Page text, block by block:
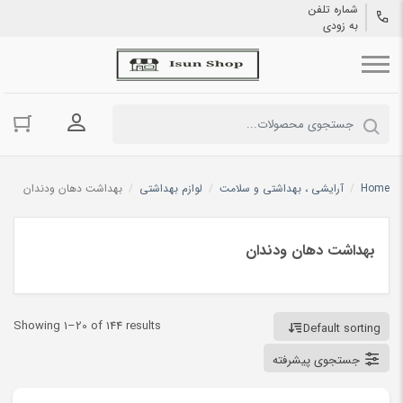
شماره تلفن
به زودی
ورود به
Home
/ آرایشی ، بهداشتی و سلامت / لوازم بهداشتی / بهداشت دهان ودندان
بهداشت دهان ودندان
Showing 1–20 of 144 results
Default sorting
جستجوی پیشرفته